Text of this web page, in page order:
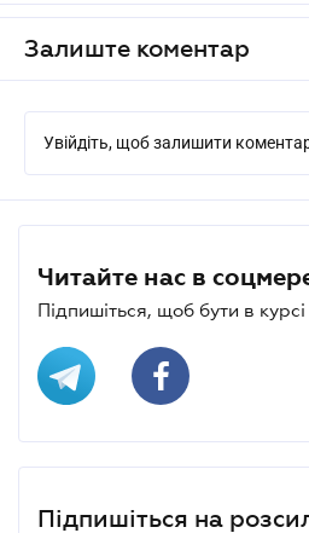
Залиште коментар
Увійдіть, щоб залишити
Читайте нас в
Підпишіться, щоб бути в
Підпишіться на